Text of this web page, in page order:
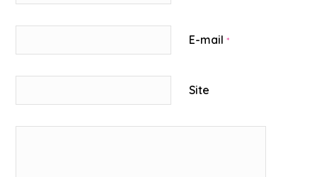
E-mail*
Site